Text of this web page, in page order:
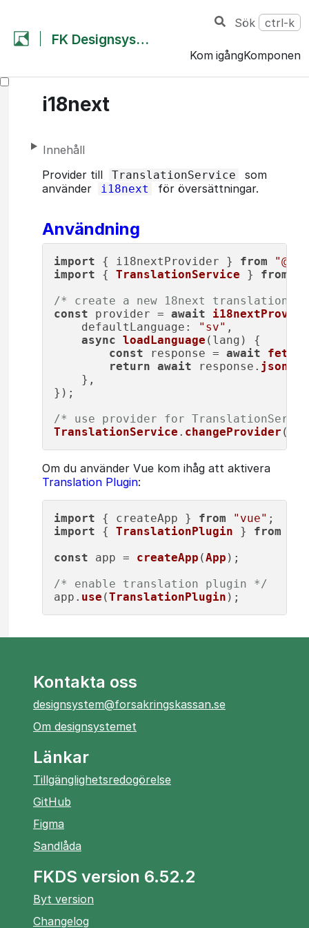
FK Designsystem
Kom igång
Sök ctrl-k
i18next
Innehåll
Provider till
TranslationService
som
använder
i18next för översättningar.
Användning
import { i18nextProvider } from
import { TranslationService } from
/* create a new 18next translation
const provider = await
defaultLanguage : "sv" ,
async loadLanguage ( lang ) {
const response = await fetch
return await response. json
    },
});
/* use provider for
TranslationService . changeProvider
Om du använder Vue kom ihåg att aktivera
Translation Plugin:
import { createApp } from "vue"
import { TranslationPlugin } from
const app = createApp (App );
/* enable translation plugin */
app. use (TranslationPlugin
Kontakta oss
designsystem@forsakringskassan.se
Om designsystemet
Länkar
Tillgänglighetsredogörelse
GitHub
öppnas
i
ny
flik
Figma
öppnas
i
flik
Sandlåda
öppnas
ny
flik
FKDS version 6.52.2
Byt version
Changelog